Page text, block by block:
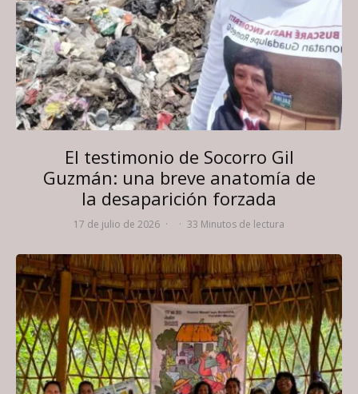
El testimonio de Socorro Gil
Guzmán: una breve anatomía de
la desaparición forzada
17 de julio de 2026 · · 33 Minutos de lectura